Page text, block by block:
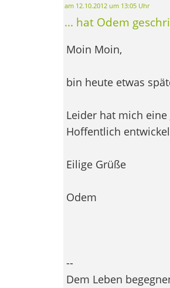
am 12.10.2012 um 13:05 Uhr
... hat Odem
Moin Moin,
bin heute etwas
Leider hat mich eine
Hoffentlich
Eilige Grüße
Odem
--
Dem Leben